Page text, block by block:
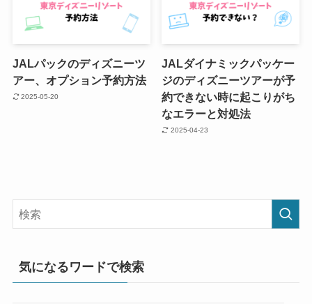
JALパックのディズニーツ
アー、オプション予約方法
2025-05-20
JALダイナミックパッケー
ジのディズニーツアーが予
約できない時に起こりがち
なエラーと対処法
2025-04-23
気になるワードで検索